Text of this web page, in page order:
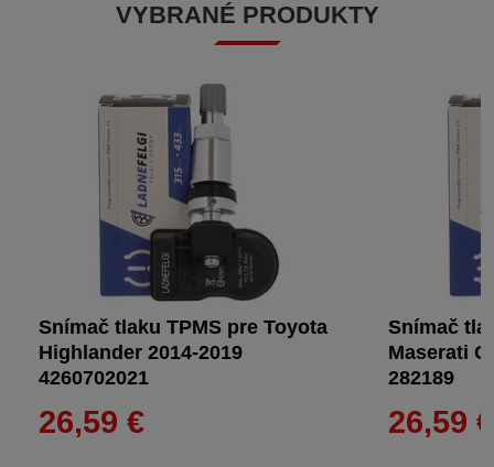
VYBRANÉ PRODUKTY
Snímač tlaku TPMS pre Toyota
Highlander 2014-2019
4260702021
26,59 €
Snímač
Maserati
282189
26,59 €